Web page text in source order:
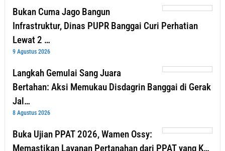
Bukan Cuma Jago Bangun
Infrastruktur, Dinas PUPR Banggai Curi Perhatian
Lewat 2 …
9 Agustus 2026
Langkah Gemulai Sang Juara
Bertahan: Aksi Memukau Disdagrin Banggai di Gerak
Jal…
8 Agustus 2026
Buka Ujian PPAT 2026, Wamen Ossy:
Memastikan Layanan Pertanahan dari PPAT yang K…